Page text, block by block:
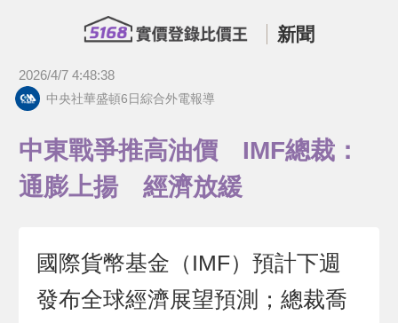
新聞
2026/4/7 4:48:38
中央社華盛頓6日綜合外電報導
中東戰爭推高油價 IMF總裁：
通膨上揚 經濟放緩
國際貨幣基金（IMF）預計下週
發布全球經濟展望預測；總裁喬